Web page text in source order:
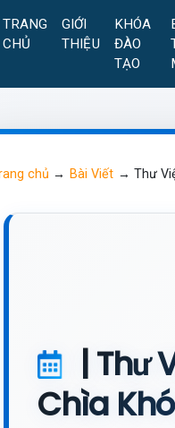
TRANG
CHỦ
GIỚI
THIỆU
KHÓA
ĐÀO
TẠO
chủ → Bài Viết → Thư
|
Chìa